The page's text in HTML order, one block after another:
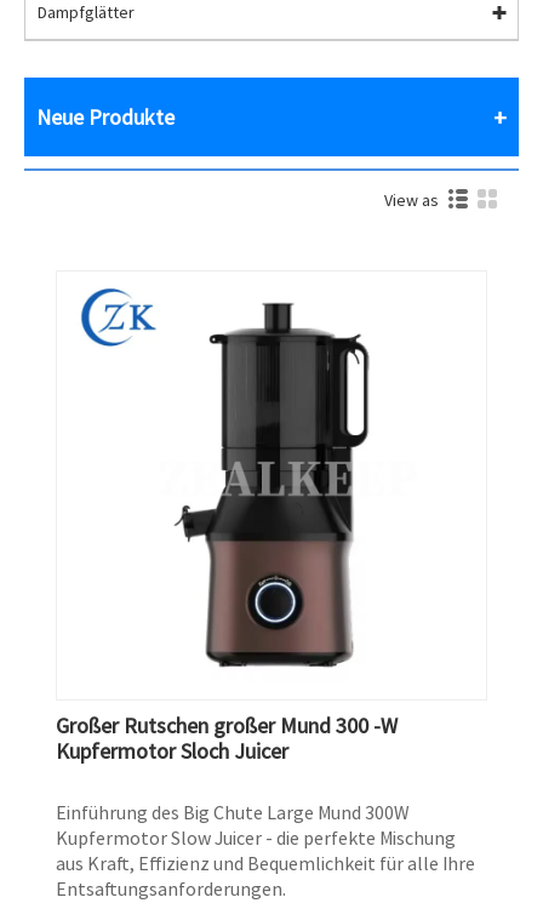
Dampfglätter
Neue Produkte
View as
Großer Rutschen großer Mund 300 -W
Kupfermotor Sloch Juicer
Einführung des Big Chute Large Mund 300W
Kupfermotor Slow Juicer - die perfekte Mischung
aus Kraft, Effizienz und Bequemlichkeit für alle Ihre
Entsaftungsanforderungen.